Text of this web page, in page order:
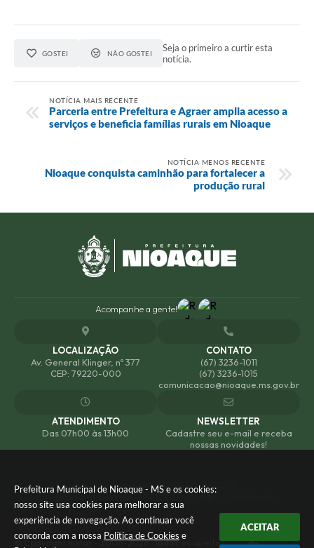
Prefeitura Municipal de Nioaque - MS e os cookies:
nosso site usa cookies para melhorar a sua
experiência de navegação. Ao continuar você
concorda com a nossa Política de Cookies e
ACEITAR
GOSTEI NÃO GOSTEI
Seja o primeiro a curtir esta
notícia.
NOTÍCIA MAIS RECENTE
Parceria entre Prefeitura e Agraer amplia acesso a
serviços e beneficia famílias rurais em Nioaque
NOTÍCIA MENOS RECENTE
Nioaque conquista caminhão para fortalecer a
produção rural
Acompanhe a gente!
LOCALIZAÇÃO
Av. General Klinger, nº 377
CEP: 79220-000
CONTATO
(67) 3236-1011
(67) 3236-1015
comunicacao@nioaque.ms.gov.br
ATENDIMENTO
Das 07h00 às 13h00
NEWSLETTER
Cadastre seu e-mail e receba
nossas novidades!
Versão do Sistema:
3.5.3 - 19/06/2026
Portal atualizado em:
© Copyright Instar - 2006-2026. Todos os direitos